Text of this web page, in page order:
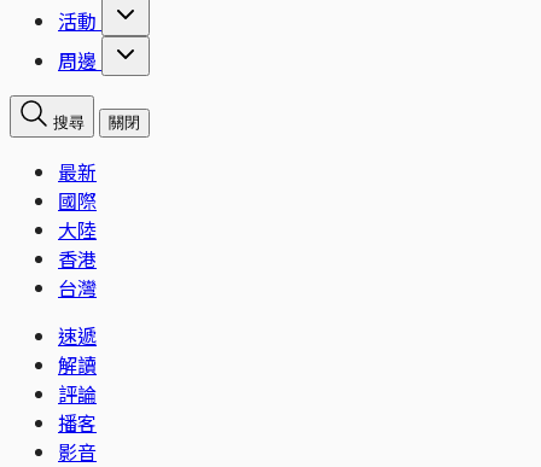
活動
周邊
搜尋 關閉
最新
國際
大陸
香港
台灣
速遞
解讀
評論
播客
影音